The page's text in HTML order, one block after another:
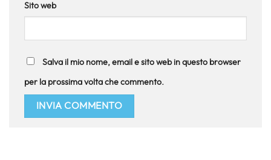
Sito web
Salva il mio nome, email e sito web in questo browser
per la prossima volta che commento.